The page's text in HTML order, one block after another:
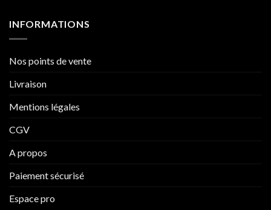
INFORMATIONS
Nos points de vente
Livraison
Mentions légales
CGV
A propos
Paiement sécurisé
Espace pro